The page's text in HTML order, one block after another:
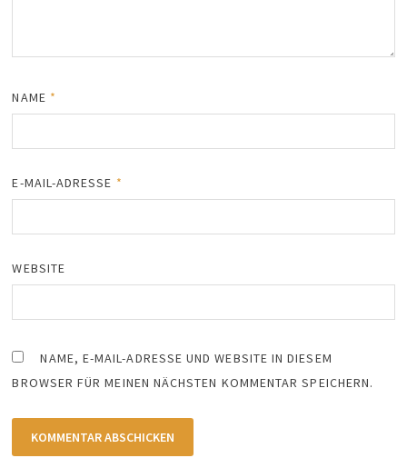
NAME *
E-MAIL-ADRESSE *
WEBSITE
NAME, E-MAIL-ADRESSE UND WEBSITE IN DIESEM
BROWSER FÜR MEINEN NÄCHSTEN KOMMENTAR SPEICHERN.